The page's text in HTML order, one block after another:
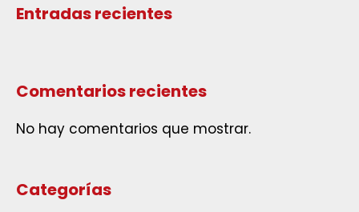
Entradas recientes
Comentarios recientes
No hay comentarios que mostrar.
Categorías